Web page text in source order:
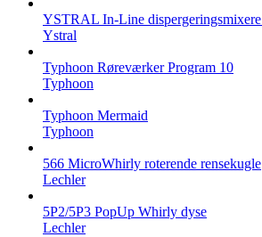
YSTRAL In-Line dispergeringsmixere ‍‍
Ystral
Typhoon Røreværker Program 10
Typhoon
Typhoon Mermaid
Typhoon
566 MicroWhirly roterende rensekugle
Lechler
5P2/5P3 PopUp Whirly dyse
Lechler